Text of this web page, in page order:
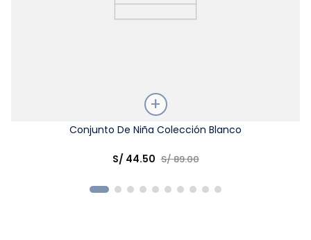
Conjunto De Niña Colección Blanco
S/ 44.50 S/89.00